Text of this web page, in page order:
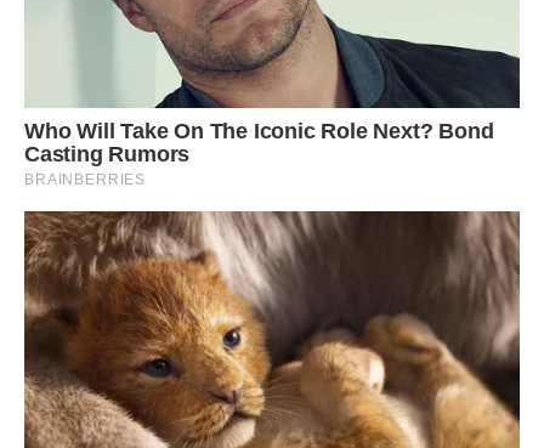
Але що ближче підходив до будинку, то більше мені
подобалась ідея Олега
Додому я вже йшов швидшим ходом. На наш сьомий
Інги вдома ще не було.
“Ага, бачиш? Ти за поріг – і вона з дому!” – почав я
прокручувати в голові.
Я миттю знайшов ручку, аркуш паперу. І сів писати
записку. Написати, що в мене є інша, не вистачило духу:
надто абсурдно це виглядало. Тож руками, які добряче
трусились від нервів, я написав: “Інга! Я сьогодні одразу